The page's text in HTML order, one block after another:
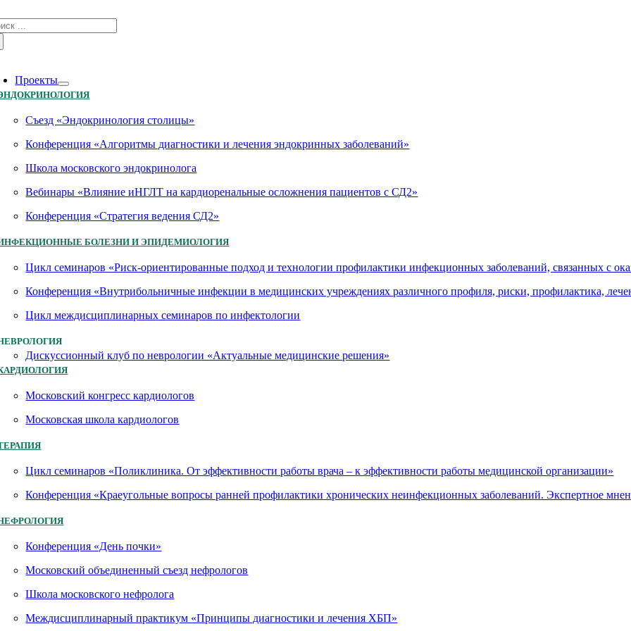
to
content
Проекты
Съезд «Эндокринология столицы»
Конференция «Алгоритмы диагностики и лечения эндокринных заболеваний»
Школа московского эндокринолога
Вебинары «Влияние иНГЛТ на кардиоренальные осложнения пациентов с СД2»
Конференция «Стратегия ведения СД2»
БОЛЕЗНИ И ЭПИДЕМИОЛОГИЯ
Цикл семинаров «Риск-ориентированные подход и технологии профилактики инфекционных заболеваний, связанных с
Конференция «Внутрибольничные инфекции в медицинских учреждениях различного профиля, риски, профилактика,
Цикл междисциплинарных семинаров по инфектологии
Дискуссионный клуб по неврологии «Актуальные медицинские решения»
Московский конгресс кардиологов
Московская школа кардиологов
Цикл семинаров «Поликлиника. От эффективности работы врача – к эффективности работы медицинской организации»
Конференция «Краеугольные вопросы ранней профилактики хронических неинфекционных заболеваний. Экспертное
Конференция «День почки»
Московский объединенный съезд нефрологов
Школа московского нефролога
Междисциплинарный практикум «Принципы диагностики и лечения ХБП»